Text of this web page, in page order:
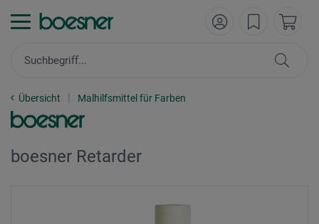
Übersicht Malhilfsmittel für Farben
boesner Retarder